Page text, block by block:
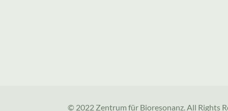
© 2022 Zentrum für Bioresonanz. All Rights